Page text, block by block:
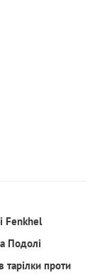
Fenkhel
Подолі
проти